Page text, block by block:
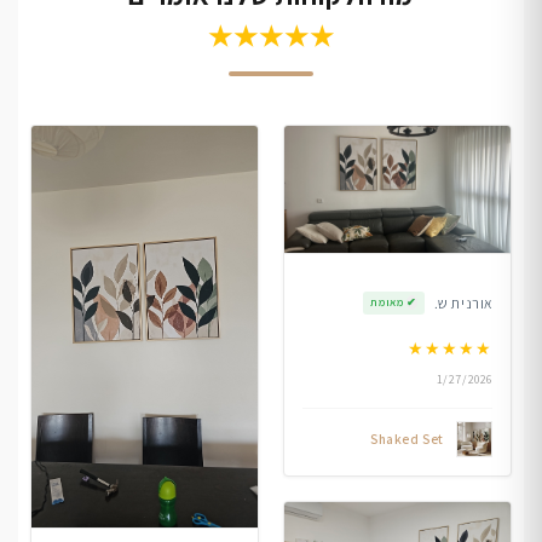
★★★★★
אורנית ש. ✔ מאומת
★★★★★
1/27/2026
Shaked Set